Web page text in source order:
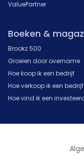
ValuePartner
Boeken &
Brookz 500
Groeien door overname
Hoe koop ik een bedrijf
Hoe verkoop ik een bedrijf
Hoe vind ik een